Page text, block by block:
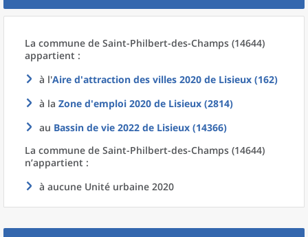
La commune de Saint-Philbert-des-Champs (14644)
appartient :
à l'Aire d'attraction des villes 2020 de Lisieux (162)
à la Zone d'emploi 2020 de Lisieux (2814)
au Bassin de vie 2022 de Lisieux (14366)
La commune de Saint-Philbert-des-Champs (14644)
n’appartient :
à aucune Unité urbaine 2020